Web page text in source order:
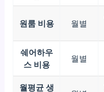
원룸 비용 월별
쉐어하우
스 비용
월별
월평균 생